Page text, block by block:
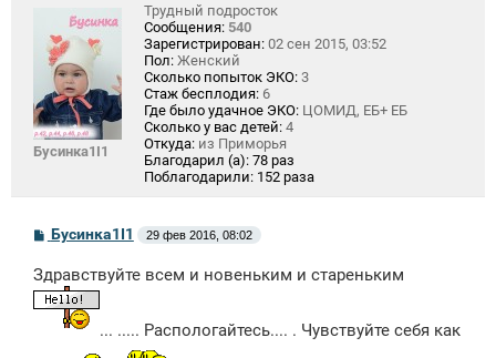
Бусинка1I1
Трудный подросток
Сообщения: 540
Зарегистрирован: 02 сен 2015, 03:52
Пол: Женский
Сколько попыток ЭКО: 3
Стаж бесплодия: 6
Где было удачное ЭКО: ЦОМИД, ЕБ+ ЕБ
Сколько у вас детей: 4
Откуда: из Приморья
Благодарил (а): 78 раз
Поблагодарили: 152 раза
С
о
б
щ
е
Бусинка1I1 29 фев 2016, 08:02
Здравствуйте всем и новеньким и стареньким
... ..... Распологайтесь.... . Чувствуйте себя как